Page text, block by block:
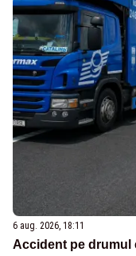
6 aug. 2026, 18:11
Accident pe drumul